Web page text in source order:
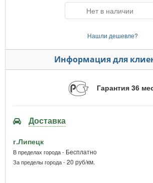
Нет в наличии
Нашли дешевле?
Информация для
Гарантия 36
Доставка
г.Липецк
В пределах города - Бесплатно
За пределы города - 20 руб/км.